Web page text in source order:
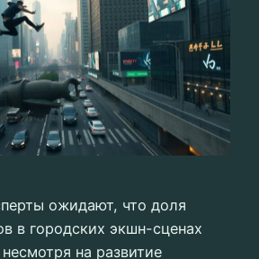
ожидают, что доля
в городских экшн-сценах
на развитие